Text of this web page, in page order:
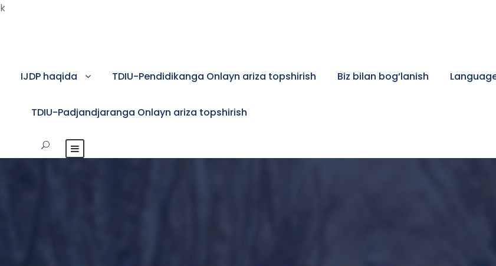
k
IJDP haqida TDIU-Pendidikanga Onlayn ariza topshirish Biz bilan bog‘lanish
TDIU-Padjandjaranga Onlayn ariza topshirish